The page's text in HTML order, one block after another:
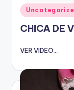
Publicado
en
CHICA DE
VER VIDEO...